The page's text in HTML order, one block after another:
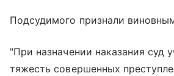
Подсудимого признали
"При назначении наказания суд
тяжесть совершенных